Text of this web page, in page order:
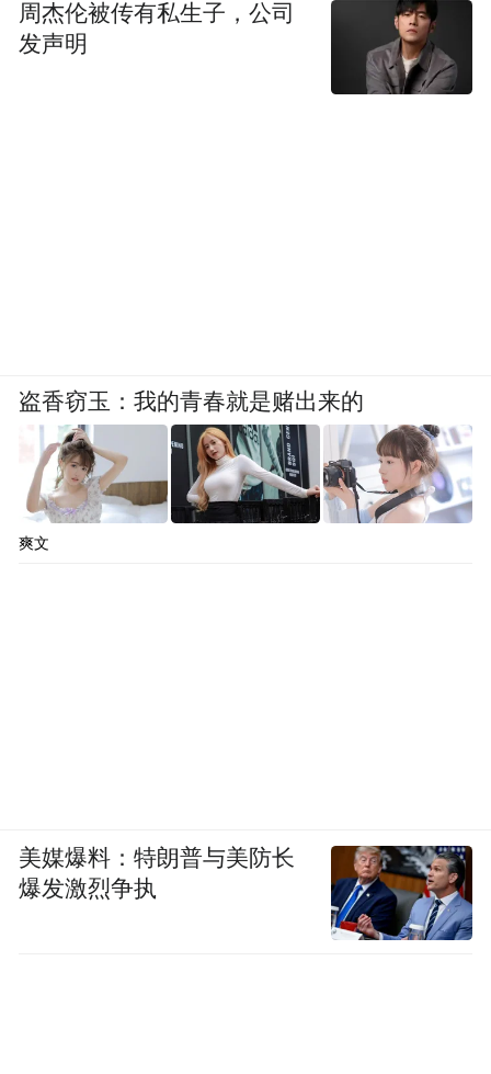
周杰伦被传有私生子，公司
发声明
盗香窃玉：我的青春就是赌出来的
爽文
美媒爆料：特朗普与美防长
爆发激烈争执